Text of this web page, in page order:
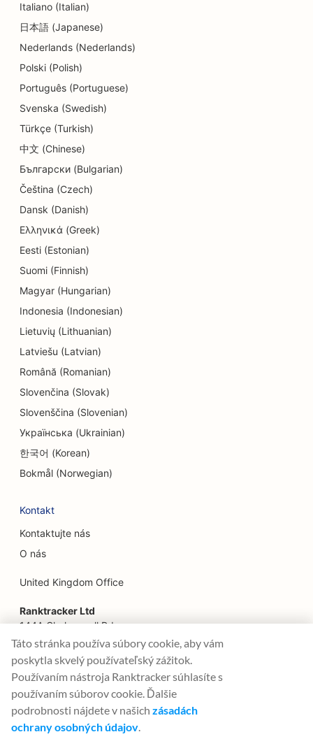
SEO pre reštaurácie
SEO pre služby dermabrázie
SEO pre obchody s detailmi
SEO pre obchody s donutmi
SEO pre čistiarne
SEO pre elektrikárov
SEO pre predajne elektroniky
SEO pre endodontistov
SEO pre zábavu a rekreáciu
SEO pre strojárske firmy
EO pre etnické reštaurácie
SEO pre služby faceliftu
SEO pre rodinné reštaurácie
SEO pre reštaurácie Farm-to-Table
SEO pre reštaurácie Fine Dining
SEO pre reštaurácie rýchleho občerstvenia
SEO pre kvetinárstva
SEO pre Food Trucks
SEO pre francúzske cukrárne
SEO pre predajne mrazeného jogurtu
Italiano (Italian)
日本語 (Japanese)
Nederlands (Nederlands)
Polski (Polish)
Português (Portuguese)
Svenska (Swedish)
Türkçe (Turkish)
中文 (Chinese)
Български (Bulgarian)
Čeština (Czech)
Dansk (Danish)
Ελληνικά (Greek)
Eesti (Estonian)
Suomi (Finnish)
Magyar (Hungarian)
Indonesia (Indonesian)
Lietuvių (Lithuanian)
Latviešu (Latvian)
Română (Romanian)
Slovenčina (Slovak)
Slovenščina (Slovenian)
Українська (Ukrainian)
한국어 (Korean)
Bokmål (Norwegian)
Kontakt
Kontaktujte nás
O nás
United Kingdom Office
Ranktracker Ltd
144A Clerkenwell Rd
London, EC1R 5DF
Company No: 08820809
felix@ranktracker.com
2015 -2026© Ranktracker. All Rights Reserved.
Táto stránka používa súbory cookie, aby vám
poskytla skvelý používateľský zážitok.
Používaním nástroja Ranktracker súhlasíte s
používaním súborov cookie. Ďalšie
podrobnosti nájdete v našich zásadách
ochrany osobných údajov.